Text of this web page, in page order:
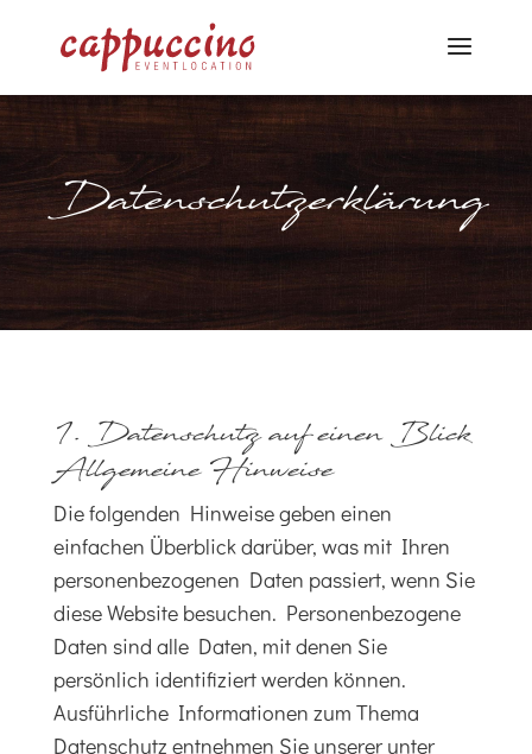
Datenschutzerklärung
1. Datenschutz auf einen Blick
Allgemeine Hinweise
Die folgenden Hinweise geben einen
einfachen Überblick darüber, was mit Ihren
personenbezogenen Daten passiert, wenn Sie
diese Website besuchen. Personenbezogene
Daten sind alle Daten, mit denen Sie
persönlich identifiziert werden können.
Ausführliche Informationen zum Thema
Datenschutz entnehmen Sie unserer unter